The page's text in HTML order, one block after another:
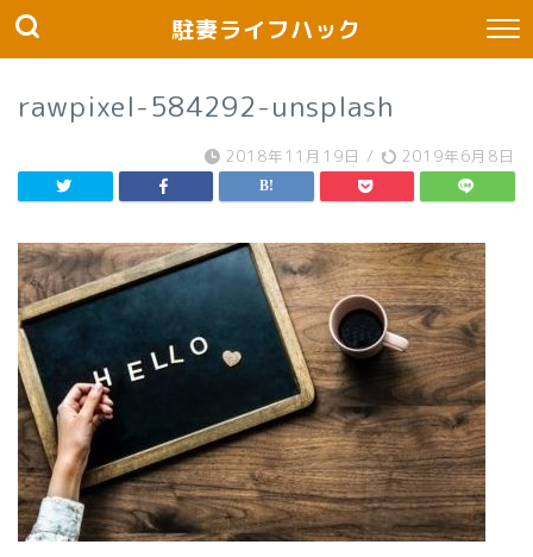
駐妻ライフハック
rawpixel-584292-unsplash
2018年11月19日 / 2019年6月8日